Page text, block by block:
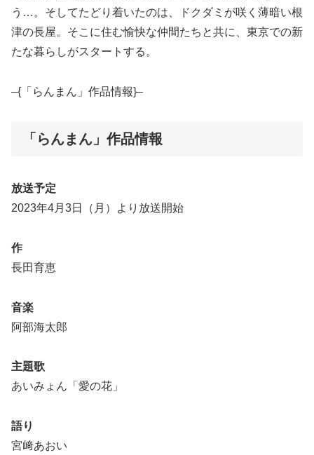
う…。そしてたどり着いたのは、ドクダミが咲く薄暗い根
津の長屋。そこに住む愉快な仲間たちと共に、東京での新
たな暮らしがスタートする。
–{「らんまん」作品情報}–
「らんまん」作品情報
放送予定
2023年4月3日（月）より放送開始
作
長田育恵
音楽
阿部海太郎
主題歌
あいみょん「愛の花」
語り
宮﨑あおい